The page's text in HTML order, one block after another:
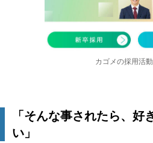
カゴメの採用活
「そんな事されたら、好
い」